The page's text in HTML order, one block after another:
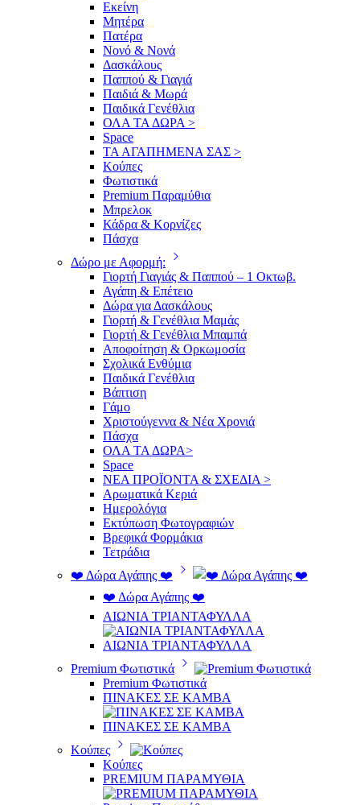
Εκείνη
Μητέρα
Πατέρα
Νονό & Νονά
Δασκάλους
Παππού & Γιαγιά
Παιδιά & Μωρά
Παιδικά Γενέθλια
ΟΛΑ ΤΑ ΔΩΡΑ >
Space
ΤΑ ΑΓΑΠΗΜΕΝΑ ΣΑΣ >
Κούπες
Φωτιστικά
Premium Παραμύθια
Μπρελοκ
Κάδρα & Κορνίζες
Πάσχα
Δώρο με Αφορμή:
Γιορτή Γιαγιάς & Παππού – 1 Οκτωβ.
Αγάπη & Επέτειο
Δώρα για Δασκάλους
Γιορτή & Γενέθλια Μαμάς
Γιορτή & Γενέθλια Μπαμπά
Αποφοίτηση & Ορκωμοσία
Σχολικά Ενθύμια
Παιδικά Γενέθλια
Βάπτιση
Γάμο
Χριστούγεννα & Νέα Χρονιά
Πάσχα
ΟΛΑ ΤΑ ΔΩΡΑ>
Space
ΝΕΑ ΠΡΟΪΟΝΤΑ & ΣΧΕΔΙΑ >
Αρωματικά Κεριά
Ημερολόγια
Εκτύπωση Φωτογραφιών
Βρεφικά Φορμάκια
Τετράδια
❤️ Δώρα Αγάπης ❤️
❤️ Δώρα Αγάπης ❤️
ΑΙΩΝΙΑ ΤΡΙΑΝΤΑΦΥΛΛΑ
ΑΙΩΝΙΑ ΤΡΙΑΝΤΑΦΥΛΛΑ
Premium Φωτιστικά
Premium Φωτιστικά
ΠΙΝΑΚΕΣ ΣΕ ΚΑΜΒΑ
ΠΙΝΑΚΕΣ ΣΕ ΚΑΜΒΑ
Κούπες
Κούπες
PREMIUM ΠΑΡΑΜΥΘΙΑ